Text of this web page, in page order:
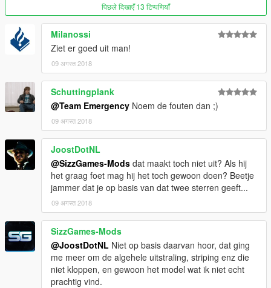
पिछले दिखाएँ 13 टिप्पणियाँ
Milanossi
Ziet er goed uit man!
09 अगस्त 2018
Schuttingplank
@Team Emergency Noem de fouten dan ;)
09 अगस्त 2018
JoostDotNL
@SizzGames-Mods dat maakt toch niet uit? Als hij
het graag foet mag hij het toch gewoon doen? Beetje
jammer dat je op basis van dat twee sterren geeft...
09 अगस्त 2018
SizzGames-Mods
@JoostDotNL Niet op basis daarvan hoor, dat ging
me meer om de algehele uitstraling, striping enz die
niet kloppen, en gewoon het model wat ik niet echt
prachtig vind.